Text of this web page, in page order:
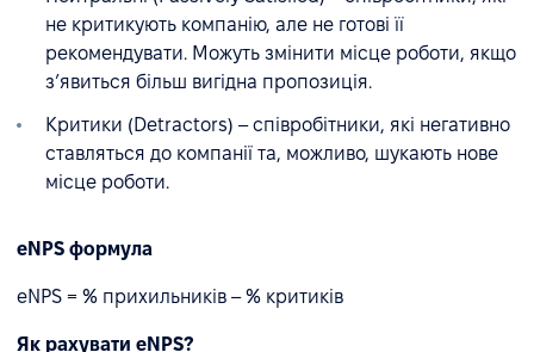
не критикують компанію, але не готові її
рекомендувати. Можуть змінити місце роботи, якщо
з’явиться більш вигідна пропозиція.
Критики (Detractors) – співробітники, які негативно
ставляться до компанії та, можливо, шукають нове
місце роботи.
eNPS формула
eNPS = % прихильників – % критиків
Як рахувати eNPS?